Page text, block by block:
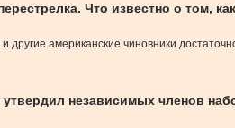
Что известно о том,
американские чиновники
независимых членов